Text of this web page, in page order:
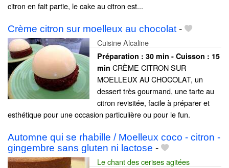
citron en fait partie, le cake au citron est...
Crème citron sur moelleux au chocolat -
Cuisine Alcaline
Préparation : 30 min - Cuisson : 15
min CRÈME CITRON SUR
MOELLEUX AU CHOCOLAT, un
dessert très gourmand, une tarte au
citron revisitée, facile à préparer et
esthétique pour une occasion particulière ou pour le fun.
Automne qui se rhabille / Moelleux coco - citron -
gingembre sans gluten ni lactose -
Le chant des cerises agitées